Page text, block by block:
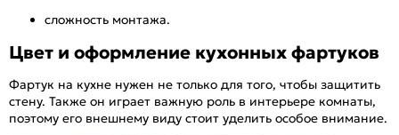
сложность монтажа.
Цвет и оформление кухонных фартуков
Фартук на кухне нужен не только для того, чтобы защитить
стену. Также он играет важную роль в интерьере комнаты,
поэтому его внешнему виду стоит уделить особое внимание.